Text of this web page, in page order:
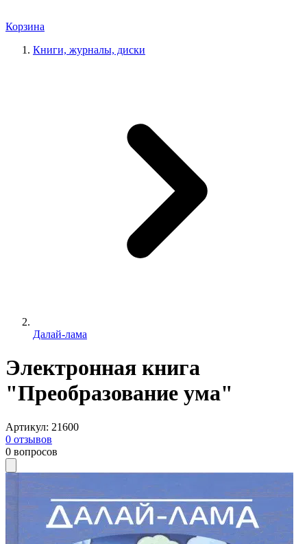
Корзина
Книги, журналы, диски
Далай-лама
Электронная книга
"Преобразование ума"
Артикул: 21600
0 отзывов
0 вопросов